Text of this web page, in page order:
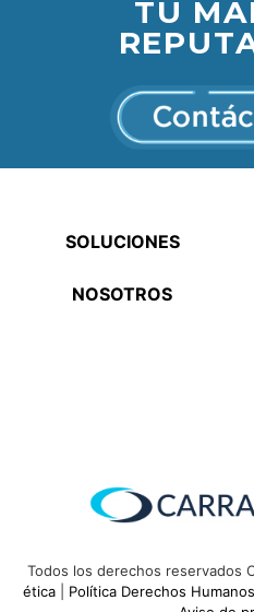
TU
SOLUCIONES
NOSOTROS
Todos los derechos reservados
ética
Política Derechos Humanos